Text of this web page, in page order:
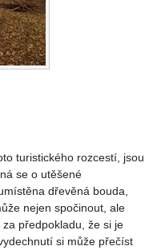
turistického rozcestí, jsou
se o utěšené
dřevěná bouda,
nejen spočinout, ale
předpokladu, že si je
si může přečíst